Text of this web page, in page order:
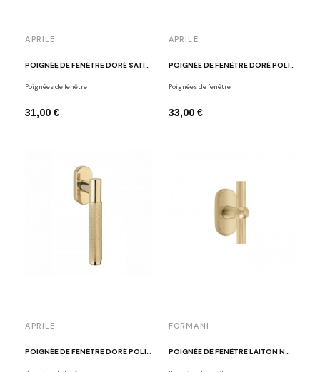
APRILE
Poignées de fenêtre
31,00 €
APRILE
Poignées de fenêtre
33,00 €
APRILE
POIGNÉE DE FENÊTRE DORÉ POLI APRILE MOLINIA
FORMANI
POIGNÉE DE FENÊTRE LAITON NON VERNI FORMANI 1910T-DK-O OL